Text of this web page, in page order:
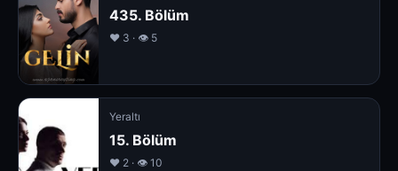
435. Bölüm
❤️ 3 · 👁 5
Yeraltı
15. Bölüm
❤️ 2 · 👁 10